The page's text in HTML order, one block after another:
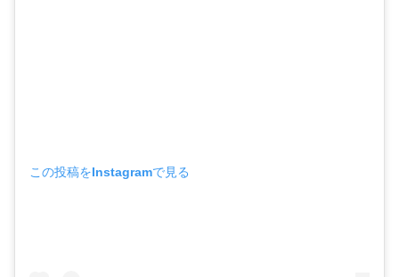
この投稿をInstagramで見る